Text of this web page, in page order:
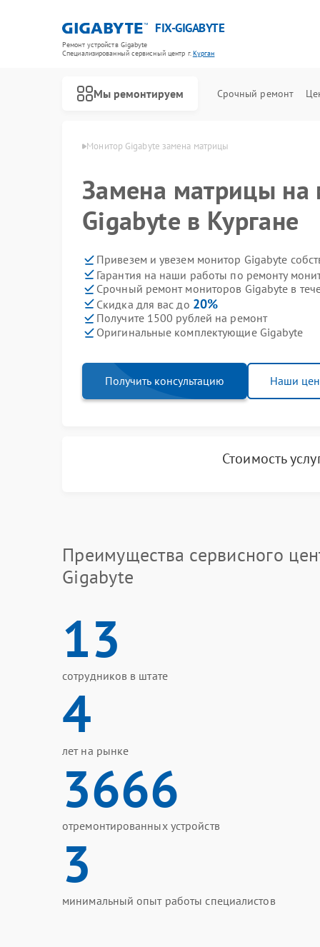
FIX-GIGABYTE
Ремонт устройств Gigabyte
Специализированный cервисный центр г.Курган
Мы ремонтируем Срочный ремонт
Gigabyte в Кургане Монитор Gigabyte замена матрицы
Замена матрицы на
Gigabyte в Кургане
Привезем и увезем монитор Gigabyte
Гарантия на наши работы по ремонту
Срочный ремонт мониторов Gigabyte в
Скидка для вас до 20%
Получите 1500 рублей на ремонт
Оригинальные комплектующие Gigabyte
Получить консультацию Наши
Стоимость
Преимущества сервисного
Gigabyte
13
сотрудников в штате
4
лет на рынке
3666
отремонтированных устройств
3
минимальный опыт работы специалистов